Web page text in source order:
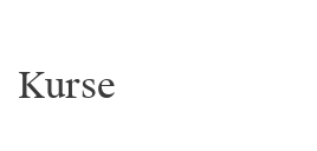
Kurse